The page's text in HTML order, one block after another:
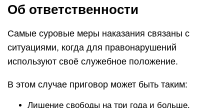
Об ответственности
Самые суровые меры наказания связаны с
ситуациями, когда для правонарушений
используют своё служебное положение.
В этом случае приговор может быть таким:
Лишение свободы на три года и больше.